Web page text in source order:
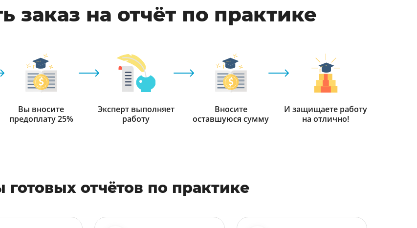
заказ на отчёт по практике
Вы вносите
предоплату 25%
Эксперт выполняет
работу
Вносите
оставшуюся сумму
И защищаете работу
на отлично!
отчётов по практике